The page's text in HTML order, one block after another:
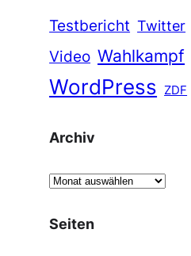
Testbericht Twitter
Video Wahlkampf
WordPress ZDF
Archiv
A
c
h
Seiten